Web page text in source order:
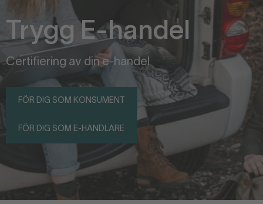
Trygg E-handel
Certifiering av din e-handel
FÖR DIG SOM KONSUMENT
FÖR DIG SOM E-HANDLARE